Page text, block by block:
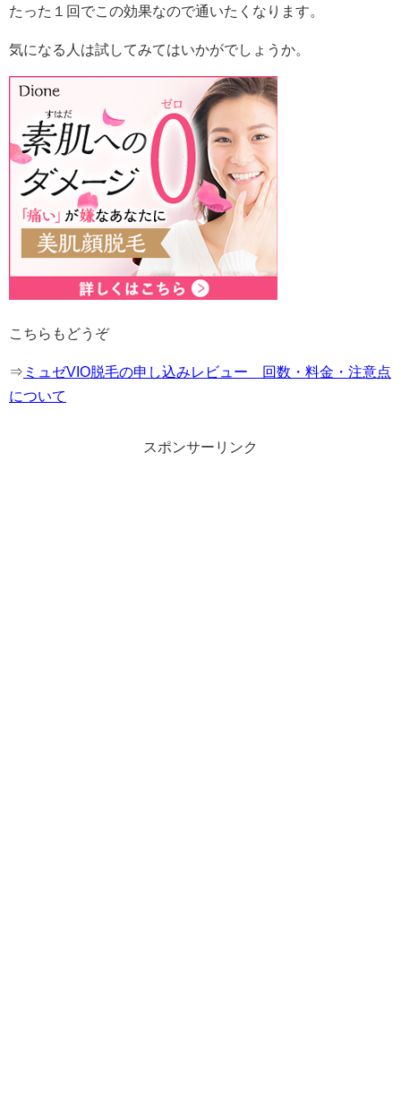
たった１回でこの効果なので通いたくなります。
気になる人は試してみてはいかがでしょうか。
こちらもどうぞ
⇒ ミュゼVIO脱毛の申し込みレビュー 回数・料金・注意点
について
スポンサーリンク